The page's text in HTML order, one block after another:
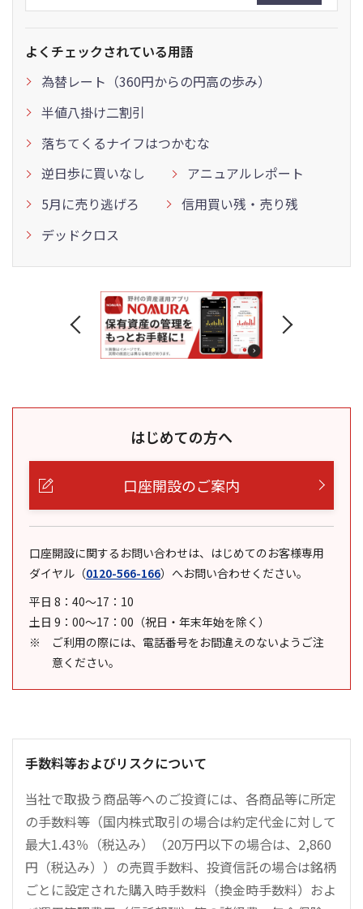
よくチェックされている用語
為替レート（360円からの円高の歩み）
半値八掛け二割引
落ちてくるナイフはつかむな
逆日歩に買いなし
アニュアルレポート
5月に売り逃げろ
信用買い残・売り残
デッドクロス
はじめての方へ
口座開設のご案内
口座開設に関するお問い合わせは、はじめてのお客様専用
ダイヤル （0120-566-166） へお問い合わせください。
平日 8：40～17：10
土日 9：00～17：00（祝日・年末年始を除く）
ご利用の際には、電話番号をお間違えのないようご注
意ください。
手数料等およびリスクについて
当社で取扱う商品等へのご投資には、各商品等に所定
の手数料等（国内株式取引の場合は約定代金に対して
最大1.43％（税込み）（20万円以下の場合は、2,860
円（税込み））の売買手数料、投資信託の場合は銘柄
ごとに設定された購入時手数料（換金時手数料）およ